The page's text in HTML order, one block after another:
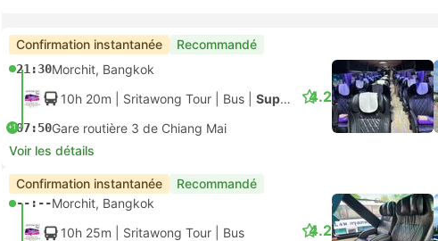
Confirmation instantanée Recommandé
21:30Morchit, Bangkok
10h 20m | Sritawong Tour Bus Super VIP Bus
+107:50Gare routière 3 de Chiang Mai
4.2
Voir les détails
Confirmation instantanée Recommandé
--:--Morchit, Bangkok
10h 25m | Sritawong Tour Bus 4.2